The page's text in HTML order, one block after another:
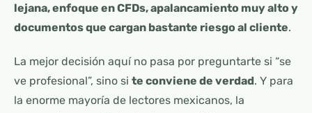
lejana, enfoque en CFDs, apalancamiento muy alto y
documentos que cargan bastante riesgo al cliente.
La mejor decisión aquí no pasa por preguntarte si “se
ve profesional”, sino si te conviene de verdad. Y para
la enorme mayoría de lectores mexicanos, la